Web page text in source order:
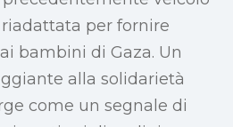
per fornire
bambini di Gaza. Un
alla solidarietà
come un segnale di